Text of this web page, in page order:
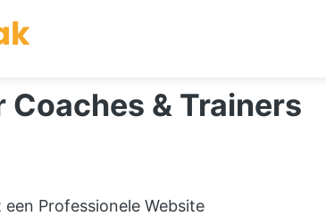
& Trainers
Professionele Website